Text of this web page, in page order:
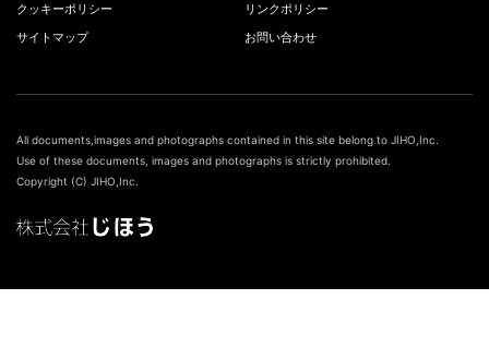
クッキーポリシー
リンクポリシー
サイトマップ
お問い合わせ
All documents,images and photographs contained in this site belong to JIHO,Inc.
Use of these documents, images and photographs is strictly prohibited.
Copyright (C) JIHO,Inc.